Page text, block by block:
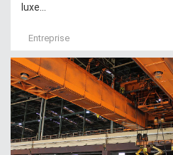
luxe...
Entreprise